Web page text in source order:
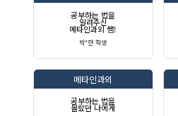
공부하는 법을
알려주신
메타인과외 쌤!
박*현 학생
메타인과외
공부하는 법을
몰랐던 나에게